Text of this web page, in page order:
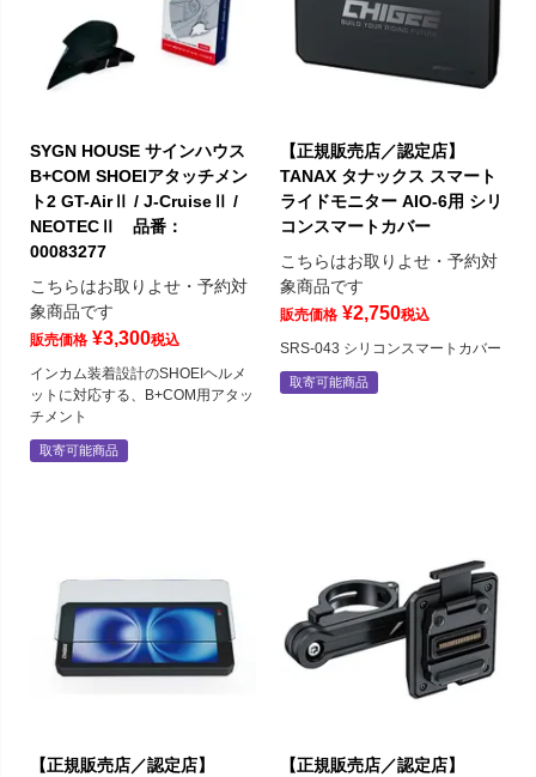
SYGN HOUSE サインハウス
B+COM SHOEIアタッチメン
ト2 GT-AirⅡ / J-CruiseⅡ /
NEOTECⅡ 品番：
00083277
こちらはお取りよせ・予約対
象商品です
販売価格 ¥3,300税込
インカム装着設計のSHOEIヘルメ
ットに対応する、B+COM用アタッ
チメント
取寄可能商品
【正規販売店／認定店】
TANAX タナックス スマート
ライドモニター AIO-6用 シリ
コンスマートカバー
こちらはお取りよせ・予約対
象商品です
販売価格 ¥2,750税込
SRS-043 シリコンスマートカバー
取寄可能商品
【正規販売店／認定店】
【正規販売店／認定店】